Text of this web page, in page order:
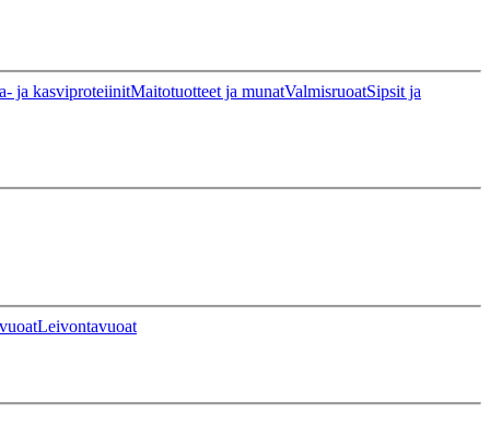
ja kasviproteiinitMaitotuotteet ja munatValmisruoatSipsit ja
Leivontavuoat